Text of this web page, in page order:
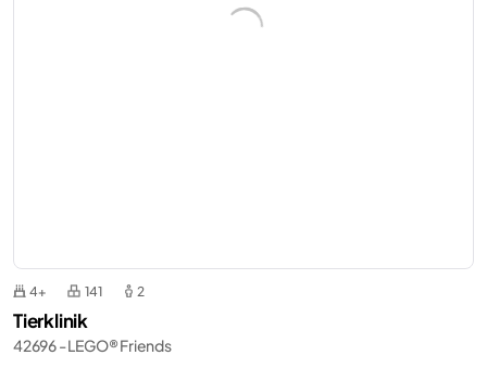
4+ 141 2
Tierklinik
42696 - LEGO® Friends